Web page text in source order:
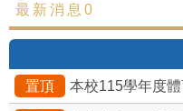
最新消息
最新消息0
置頂 本校115學年度